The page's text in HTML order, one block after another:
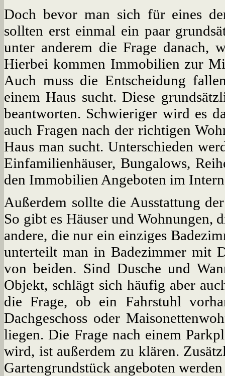
Doch bevor man sich für eines
sollten erst einmal ein paar
unter anderem die Frage
Hierbei kommen Immobilien zur
Auch muss die Entscheidung
einem Haus sucht. Diese
beantworten. Schwieriger wird es
auch Fragen nach der richtigen
Haus man sucht. Unterschieden
Einfamilienhäuser, Bungalows,
den Immobilien Angeboten im
Außerdem sollte die Ausstattung
So gibt es Häuser und Wohnungen,
andere, die nur ein einziges
unterteilt man in Badezimmer mit
von beiden. Sind Dusche und
Objekt, schlägt sich häufig aber
die Frage, ob ein Fahrstuhl
Dachgeschoss oder
liegen. Die Frage nach einem
wird, ist außerdem zu klären.
Gartengrundstück angeboten